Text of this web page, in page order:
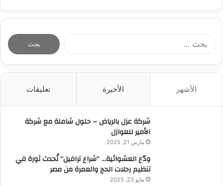
الأشهر الأخيرة تعليقات
شركة عزل بالرياض – حلول شاملة مع شركة
الأمير للعوازل
مارس 21, 2025
ودّع العشوائية… “شراع ترافيل” تُحدث ثورة في
تنظيم رحلات الحج والعمرة من مصر
مايو 23, 2025